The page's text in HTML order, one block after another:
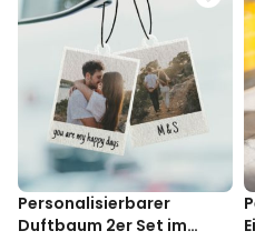
bis zur nächsten Dusche.
nicht dehnt
Auf A5 Folie geliefert - die
ausschneiden
Dermatologisch sehr gut
bei Kindern & Erwachsenen
HINWEIS: Nicht anwenden bei
Augen oder bei Allergien gegen
Personalisierbarer
Duftbaum 2er Set im